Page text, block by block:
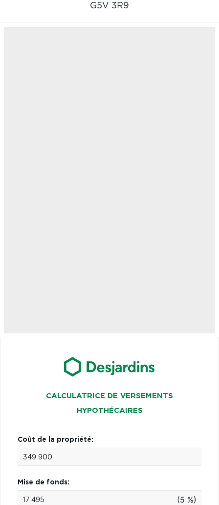
G5V 3R9
CALCULATRICE DE VERSEMENTS
HYPOTHÉCAIRES
Coût de la propriété:
Mise de fonds:
(5 %)